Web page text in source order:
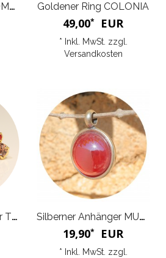
Silberner Ohrring COMMÉ Goldener Ring COLONIA
49,00* EUR
* Inkl. MwSt. zzgl.
Versandkosten
Goldener Ohrstecker TROIS Silberner Anhänger MUGGLE
19,90* EUR
* Inkl. MwSt. zzgl.